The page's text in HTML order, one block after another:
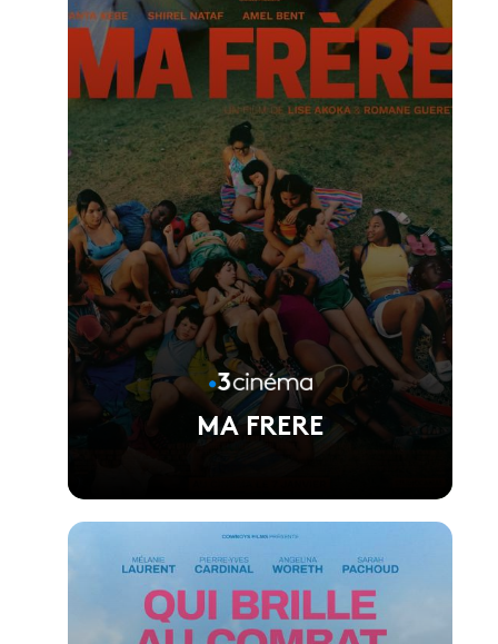
Voir la fiche du film
MA FRERE
Voir la fiche du film